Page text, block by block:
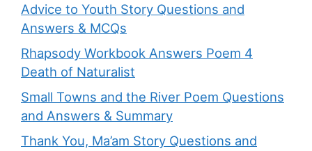
Advice to Youth Story Questions and
Answers & MCQs
Rhapsody Workbook Answers Poem 4
Death of Naturalist
Small Towns and the River Poem Questions
and Answers & Summary
Thank You, Ma’am Story Questions and